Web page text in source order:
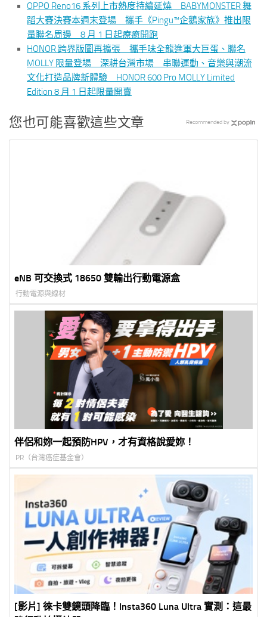
OPPO Reno16 系列上市熱度持續延燒 BABYMONSTER 舞
蹈大賽決賽本週末登場 攜手《Pingu™企鵝家族》推出限
量聯名周邊 8 月 1 日起療癒開跑
HONOR 跨界版圖再擴張 攜手味全龍進軍大巨蛋、聯名
MOLLY 限量登場 深耕台灣市場 串聯運動、音樂與潮流
文化打造品牌新體驗 HONOR 600 Pro MOLLY Limited
Edition 8 月 1 日起限量開賣
您也可能喜歡這些文章
eNB 可交換式 18650 雙輸出行動電源盒
行動電源與線材
伴侶和妳一起預防HPV，才有資格說愛妳！
PR（台灣癌症基金會）
[影片] 徠卡雙鏡頭降臨！Insta360 Luna Ultra 實測：這最
Recommended by